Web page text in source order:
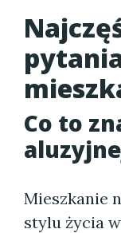
Co to
Mieszkanie
stylu życia